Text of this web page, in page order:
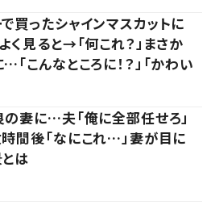
買ったシャインマスカットに
く見ると→「何これ？」まさか
「こんなところに！？」「かわい
妻に…夫「俺に全部任せろ」
間後「なにこれ…」妻が目に
は